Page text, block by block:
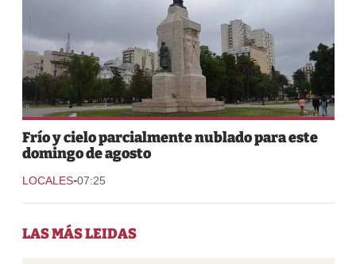
Frío y cielo parcialmente nublado para este
domingo de agosto
LOCALES-07:25
LAS MÁS LEIDAS